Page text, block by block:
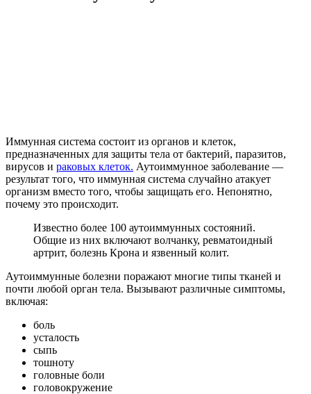
Иммунная система состоит из органов и клеток,
предназначенных для защиты тела от бактерий, паразитов,
вирусов и раковых клеток. Аутоиммунное заболевание —
результат того, что иммунная система случайно атакует
организм вместо того, чтобы защищать его. Непонятно,
почему это происходит.
Известно более 100 аутоиммунных состояний.
Общие из них включают волчанку, ревматоидный
артрит, болезнь Крона и язвенный колит.
Аутоиммунные болезни поражают многие типы тканей и
почти любой орган тела. Вызывают различные симптомы,
включая:
боль
усталость
сыпь
тошноту
головные боли
головокружение